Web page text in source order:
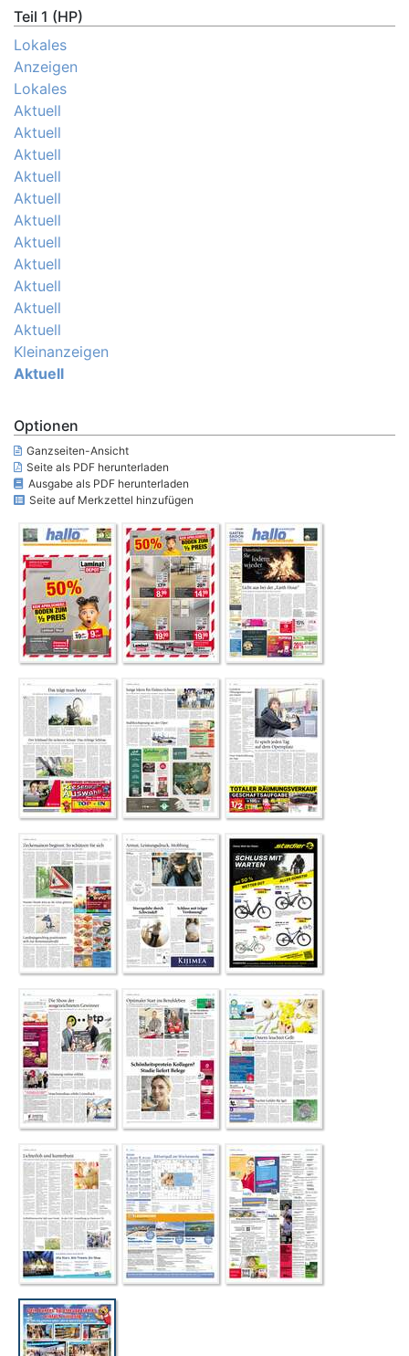
Teil 1 (HP)
Lokales
Anzeigen
Lokales
Aktuell
Aktuell
Aktuell
Aktuell
Aktuell
Aktuell
Aktuell
Aktuell
Aktuell
Aktuell
Aktuell
Kleinanzeigen
Aktuell
Optionen
Ganzseiten-Ansicht
Seite als PDF herunterladen
Ausgabe als PDF herunterladen
Seite auf Merkzettel hinzufügen